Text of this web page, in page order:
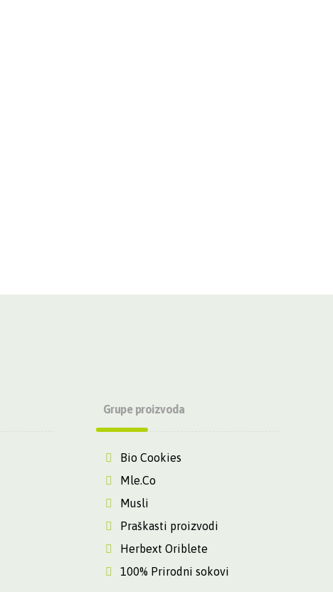
Grupe proizvoda
Bio Cookies
Mle.Co
Musli
Praškasti proizvodi
Herbext Oriblete
100% Prirodni sokovi